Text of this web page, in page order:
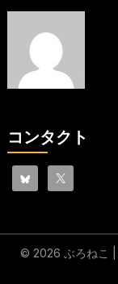
コンタクト
© 2026 ぶろねこ